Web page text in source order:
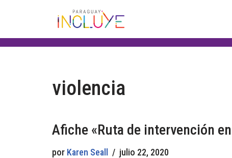
al
violencia
Afiche «Ruta de intervención
por Karen Seall julio 22, 2020